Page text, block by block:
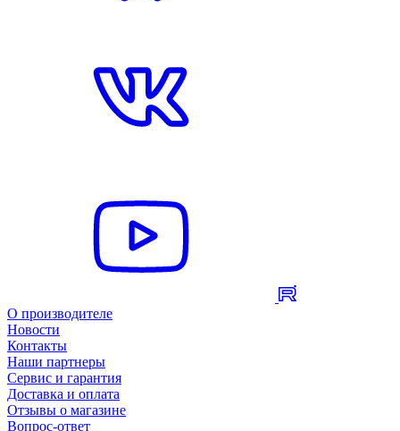
О производителе
Новости
Контакты
Наши партнеры
Сервис и гарантия
Доставка и оплата
Отзывы о магазине
Вопрос-ответ